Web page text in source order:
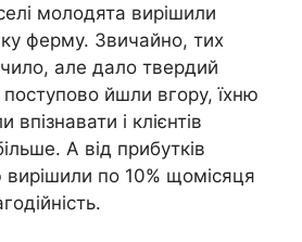
молодята вирішили
ферму. Звичайно, тих
але дало твердий
йшли вгору, їхню
і клієнтів
А від прибутків
по 10% щомісяця